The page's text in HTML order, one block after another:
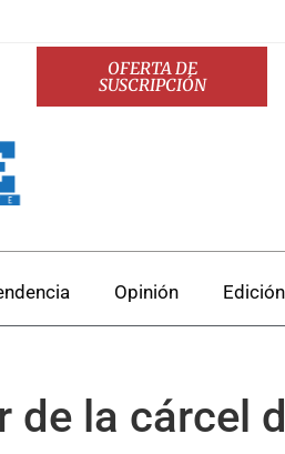
OFERTA DE
SUSCRIPCIÓN
Opinión
la cárcel